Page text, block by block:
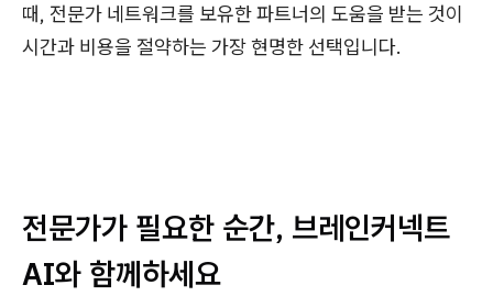
때, 전문가 네트워크를 보유한 파트너의 도움을 받는 것이
시간과 비용을 절약하는 가장 현명한 선택입니다.
전문가가 필요한 순간, 브레인커넥트
AI와 함께하세요